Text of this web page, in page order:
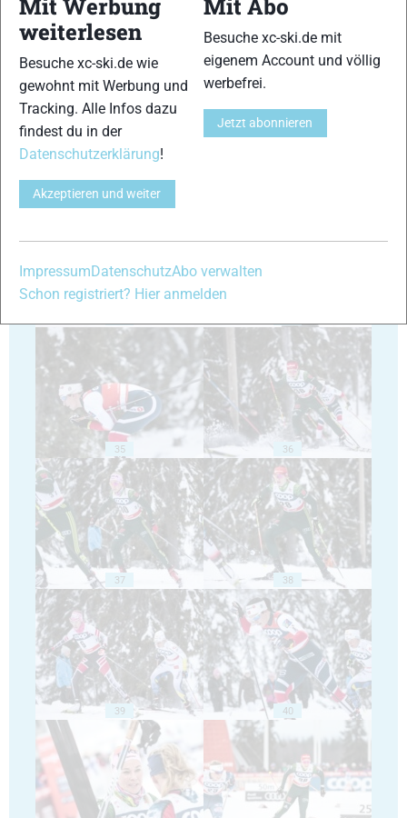
29 30
31
35 36
37 38
39 40
Mit Werbung
weiterlesen
Besuche xc-ski.de wie
gewohnt mit Werbung und
Tracking. Alle Infos dazu
findest du in der
Datenschutzerklärung!
Akzeptieren und weiter
Mit Abo
Besuche xc-ski.de mit
eigenem Account und völlig
werbefrei.
Jetzt abonnieren
ImpressumDatenschutzAbo verwalten
Schon registriert? Hier anmelden